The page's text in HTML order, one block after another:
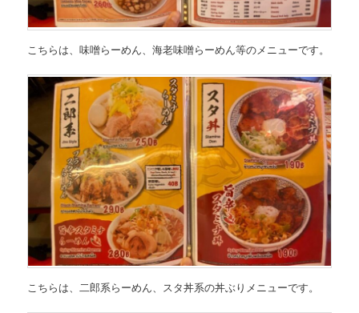
こちらは、味噌らーめん、海老味噌らーめん等のメニューです。
こちらは、二郎系らーめん、スタ丼系の丼ぶりメニューです。